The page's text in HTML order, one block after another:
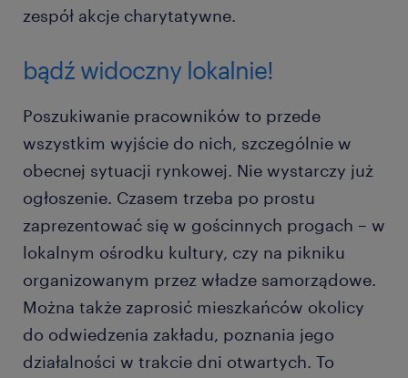
zespół akcje charytatywne.
bądź widoczny lokalnie!
Poszukiwanie pracowników to przede
wszystkim wyjście do nich, szczególnie w
obecnej sytuacji rynkowej. Nie wystarczy już
ogłoszenie. Czasem trzeba po prostu
zaprezentować się w gościnnych progach – w
lokalnym ośrodku kultury, czy na pikniku
organizowanym przez władze samorządowe.
Można także zaprosić mieszkańców okolicy
do odwiedzenia zakładu, poznania jego
działalności w trakcie dni otwartych. To